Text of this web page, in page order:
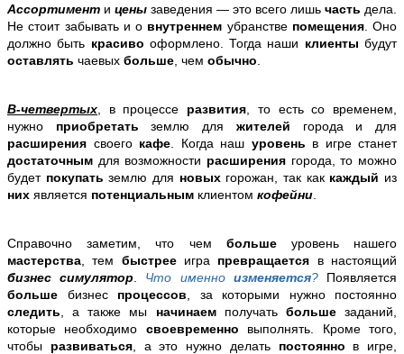
Ассортимент и цены заведения — это всего лишь часть дела.
Не стоит забывать и о внутреннем убранстве помещения. Оно
должно быть красиво оформлено. Тогда наши клиентыбудут
оставлять чаевых больше , чем обычно
В-четвертых , в процессе развития , то есть со временем,
нужно приобретатьземлю для жителей города и для
расширения своего кафе . Когда наш уровень в игре станет
достаточным для возможности расширения города, то можно
будет покупатьземлю для новых горожан, так как каждый из
них является потенциальным клиентом кофейни
Справочно заметим, что чем больше уровень нашего
мастерства , тем быстрее игра превращается в настоящий
бизнес симулятор
Что именно изменяется?Появляется
больше бизнес процессов , за которыми нужно постоянно
следить , а также мы начинаемполучать большезаданий,
которые необходимо своевременно выполнять. Кроме того,
чтобы развиваться, а это нужно делать постоянно в игре,